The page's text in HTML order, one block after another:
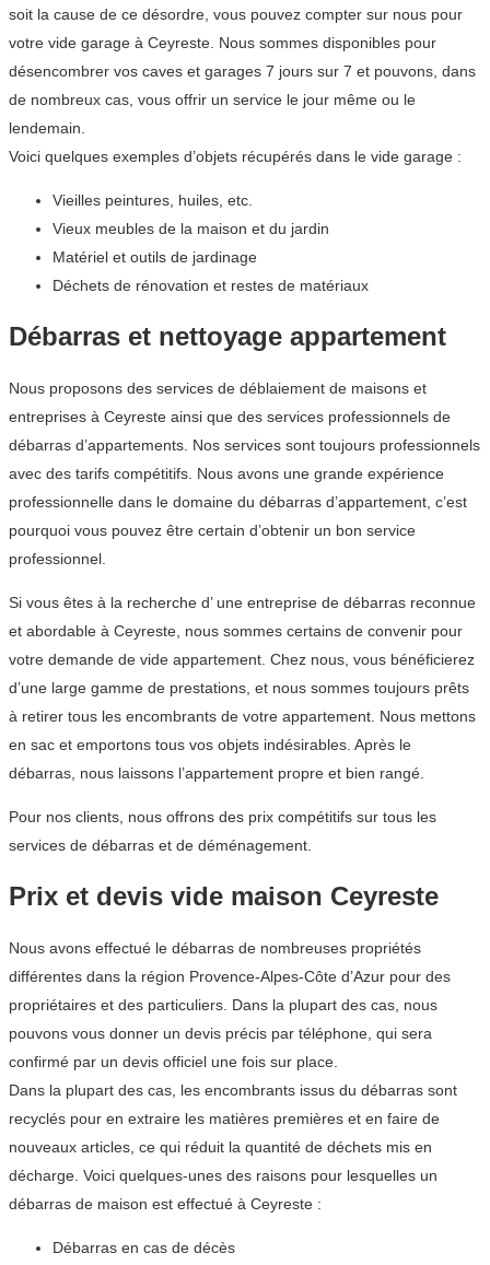
soit la cause de ce désordre, vous pouvez compter sur nous pour
votre vide garage à Ceyreste. Nous sommes disponibles pour
désencombrer vos caves et garages 7 jours sur 7 et pouvons, dans
de nombreux cas, vous offrir un service le jour même ou le
lendemain.
Voici quelques exemples d’objets récupérés dans le vide garage :
Vieilles peintures, huiles, etc.
Vieux meubles de la maison et du jardin
Matériel et outils de jardinage
Déchets de rénovation et restes de matériaux
Débarras et nettoyage appartement
Nous proposons des services de déblaiement de maisons et
entreprises à Ceyreste ainsi que des services professionnels de
débarras d’appartements. Nos services sont toujours professionnels
avec des tarifs compétitifs. Nous avons une grande expérience
professionnelle dans le domaine du débarras d’appartement, c’est
pourquoi vous pouvez être certain d’obtenir un bon service
professionnel.
Si vous êtes à la recherche d’ une entreprise de débarras reconnue
et abordable à Ceyreste, nous sommes certains de convenir pour
votre demande de vide appartement. Chez nous, vous bénéficierez
d’une large gamme de prestations, et nous sommes toujours prêts
à retirer tous les encombrants de votre appartement. Nous mettons
en sac et emportons tous vos objets indésirables. Après le
débarras, nous laissons l’appartement propre et bien rangé.
Pour nos clients, nous offrons des prix compétitifs sur tous les
services de débarras et de déménagement.
Prix et devis vide maison Ceyreste
Nous avons effectué le débarras de nombreuses propriétés
différentes dans la région Provence-Alpes-Côte d’Azur pour des
propriétaires et des particuliers. Dans la plupart des cas, nous
pouvons vous donner un devis précis par téléphone, qui sera
confirmé par un devis officiel une fois sur place.
Dans la plupart des cas, les encombrants issus du débarras sont
recyclés pour en extraire les matières premières et en faire de
nouveaux articles, ce qui réduit la quantité de déchets mis en
décharge. Voici quelques-unes des raisons pour lesquelles un
débarras de maison est effectué à Ceyreste :
Débarras en cas de décès